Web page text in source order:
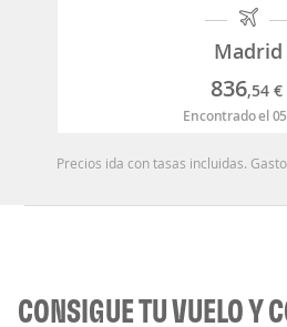
Madrid
836,54 €
Encontrado el
Precios ida con tasas incluidas.
CONSIGUE TU VUELO Y